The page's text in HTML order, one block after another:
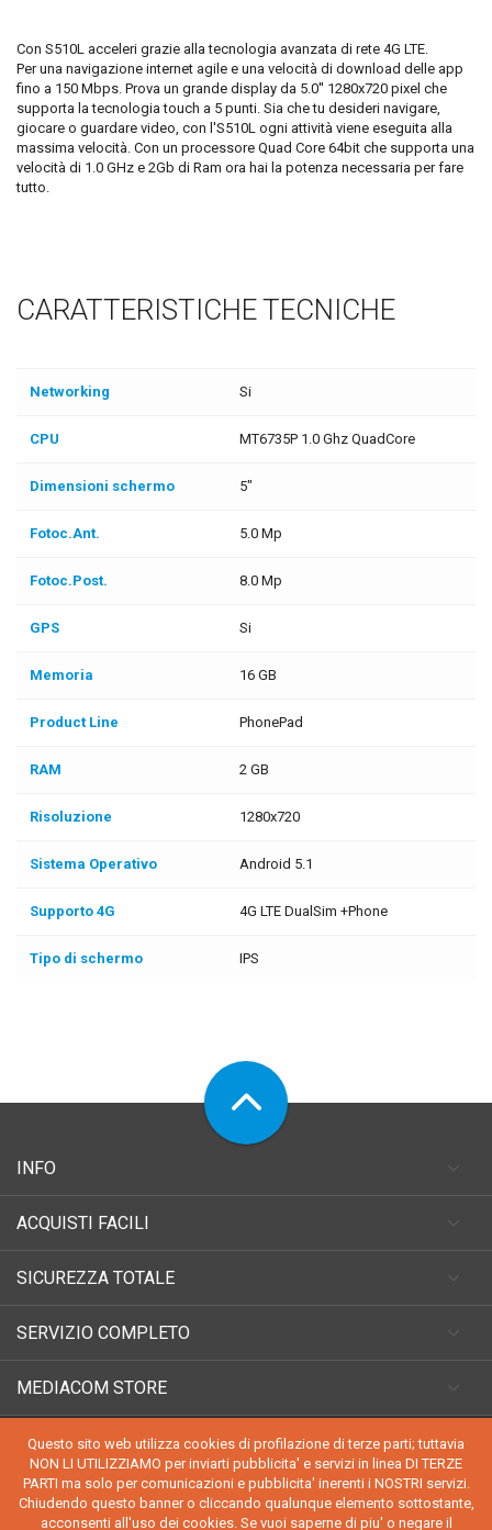
Con S510L acceleri grazie alla tecnologia avanzata di rete 4G LTE.
Per una navigazione internet agile e una velocità di download delle app
fino a 150 Mbps. Prova un grande display da 5.0'' 1280x720 pixel che
supporta la tecnologia touch a 5 punti. Sia che tu desideri navigare,
giocare o guardare video, con l'S510L ogni attività viene eseguita alla
massima velocità. Con un processore Quad Core 64bit che supporta una
velocità di 1.0 GHz e 2Gb di Ram ora hai la potenza necessaria per fare
tutto.
CARATTERISTICHE TECNICHE
Networking Si
CPU MT6735P 1.0 Ghz QuadCore
Dimensioni schermo 5"
Fotoc.Ant. 5.0 Mp
Fotoc.Post. 8.0 Mp
GPS Si
Memoria 16 GB
Product Line PhonePad
RAM 2 GB
Risoluzione 1280x720
Sistema Operativo Android 5.1
Supporto 4G 4G LTE DualSim +Phone
Tipo di schermo IPS
INFO
ACQUISTI FACILI
SICUREZZA TOTALE
SERVIZIO COMPLETO
MEDIACOM STORE
Questo sito web utilizza cookies di profilazione di terze parti; tuttavia
NON LI UTILIZZIAMO per inviarti pubblicita' e servizi in linea DI TERZE
PARTI ma solo per comunicazioni e pubblicita' inerenti i NOSTRI servizi.
Chiudendo questo banner o cliccando qualunque elemento sottostante,
acconsenti all'uso dei cookies. Se vuoi saperne di piu' o negare il